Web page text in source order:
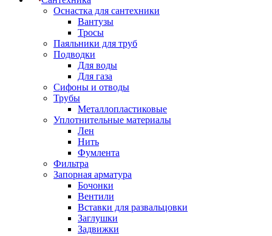
Оснастка для сантехники
Вантузы
Тросы
Паяльники для труб
Подводки
Для воды
Для газа
Сифоны и отводы
Трубы
Металлопластиковые
Уплотнительные материалы
Лен
Нить
Фумлента
Фильтра
Запорная арматура
Бочонки
Вентили
Вставки для развальцовки
Заглушки
Задвижки